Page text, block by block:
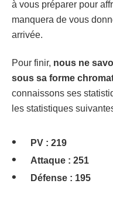
à vous préparer pour
manquera de vous
arrivée.
Pour finir, nous ne
sous sa forme
connaissons ses
les statistiques
PV : 219
Attaque : 251
Défense : 195